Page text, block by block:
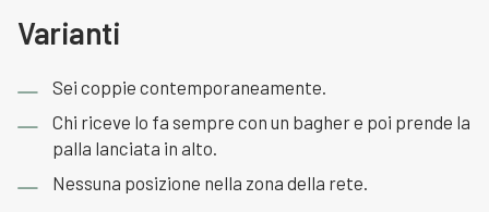
Varianti
Sei coppie contemporaneamente.
Chi riceve lo fa sempre con un bagher e poi prende la
palla lanciata in alto.
Nessuna posizione nella zona della rete.